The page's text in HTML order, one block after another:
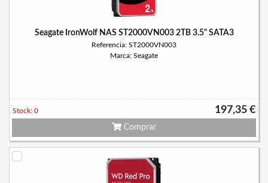
Seagate IronWolf NAS ST2000VN003 2TB 3.5" SATA3
Referencia: ST2000VN003
Marca: Seagate
197,35 €
Stock: 0
Comprar